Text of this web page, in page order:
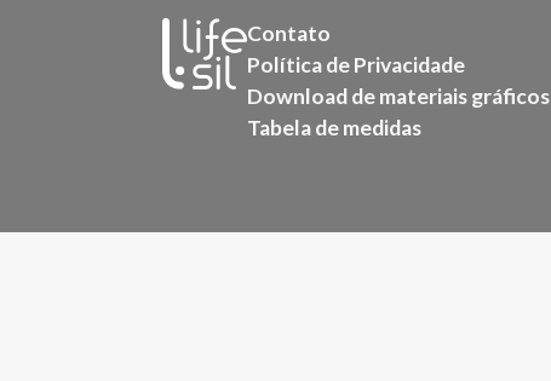
Contato
Política de Privacidade
Download de materiais gráficos
Tabela de medidas